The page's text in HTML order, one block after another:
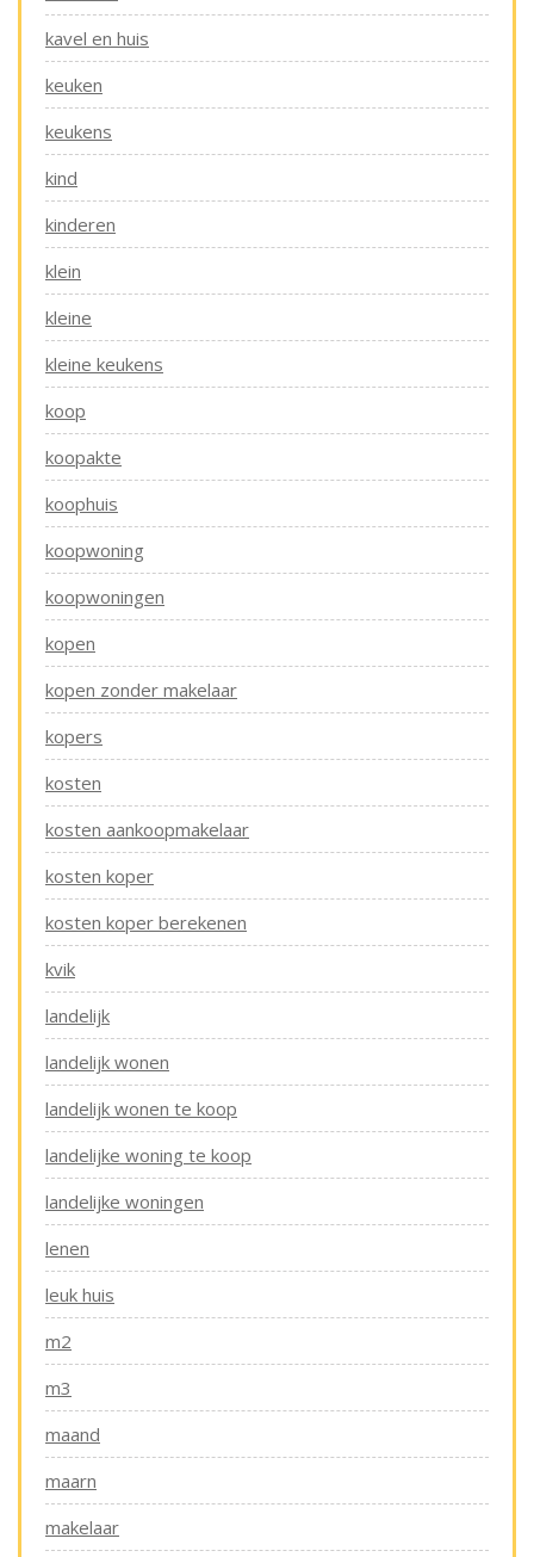
kavel en huis
keuken
keukens
kind
kinderen
klein
kleine
kleine keukens
koop
koopakte
koophuis
koopwoning
koopwoningen
kopen
kopen zonder makelaar
kopers
kosten
kosten aankoopmakelaar
kosten koper
kosten koper berekenen
kvik
landelijk
landelijk wonen
landelijk wonen te koop
landelijke woning te koop
landelijke woningen
lenen
leuk huis
m2
m3
maand
maarn
makelaar